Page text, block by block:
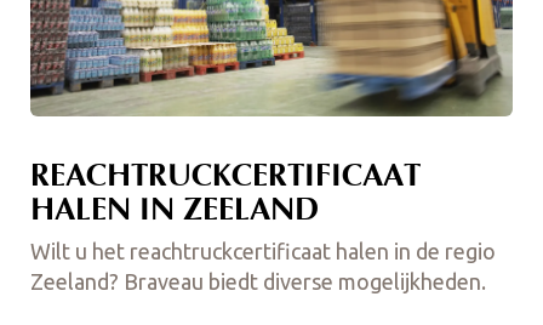
REACHTRUCKCERTIFICAAT
HALEN IN ZEELAND
Wilt u het reachtruckcertificaat halen in de regio
Zeeland? Braveau biedt diverse mogelijkheden.